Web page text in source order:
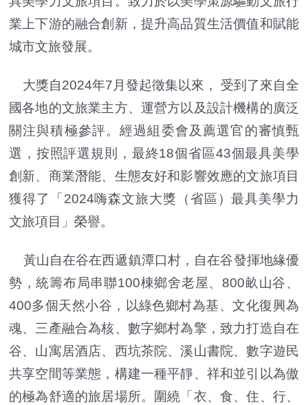
業上下游的融合創新，提升高品質生活價值和賦能
城市文旅發展。
大獎自2024年7月發起徵集以來， 受到了來自全
國各地的文旅業主方、運營方以及設計機構的廣泛
關注與積極參評。經過組委會及薦選官的審慎甄
選，按照評選規則，最終18個省區43個最具美學
創新、商業潛能、生態友好和影響效應的文旅項目
獲得了「2024嗨森文旅大獎（省區）最具美學力
文旅項目」榮譽。
黃山自在谷在西遞鎮潭口村，自在谷發揮地緣優
勢，統籌布局串聯100棟鄉舍老屋、800畝山谷、
400多個天然小谷，以綠色鄉村為基、文化復興為
魂、三產融合為核、數字鄉村為擎，致力打造自在
谷、山寓居酒店、西坑茶院、溪山書院、數字遊民
共享空間等業態，構建一種平靜、祥和並引以為傲
的極為舒適的旅居場所。圍繞「衣、食、住、行、